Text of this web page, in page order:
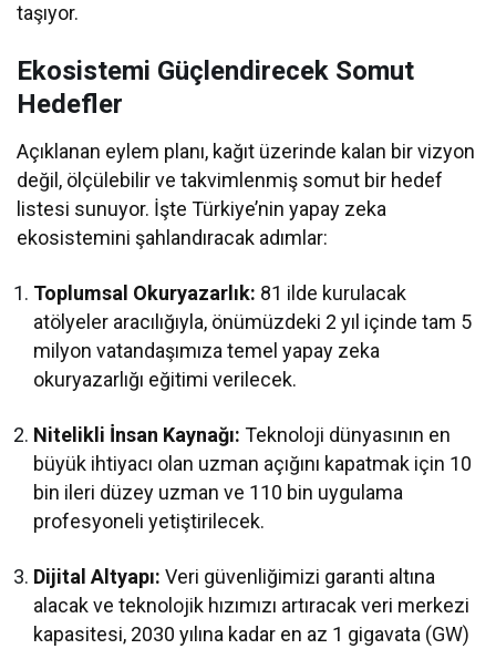
taşıyor.
Ekosistemi Güçlendirecek Somut
Hedefler
Açıklanan eylem planı, kağıt üzerinde kalan bir vizyon
değil, ölçülebilir ve takvimlenmiş somut bir hedef
listesi sunuyor. İşte Türkiye’nin yapay zeka
ekosistemini şahlandıracak adımlar:
Toplumsal Okuryazarlık: 81 ilde kurulacak
atölyeler aracılığıyla, önümüzdeki 2 yıl içinde tam 5
milyon vatandaşımıza temel yapay zeka
okuryazarlığı eğitimi verilecek.
Nitelikli İnsan Kaynağı: Teknoloji dünyasının en
büyük ihtiyacı olan uzman açığını kapatmak için 10
bin ileri düzey uzman ve 110 bin uygulama
profesyoneli yetiştirilecek.
Dijital Altyapı: Veri güvenliğimizi garanti altına
alacak ve teknolojik hızımızı artıracak veri merkezi
kapasitesi, 2030 yılına kadar en az 1 gigavata (GW)